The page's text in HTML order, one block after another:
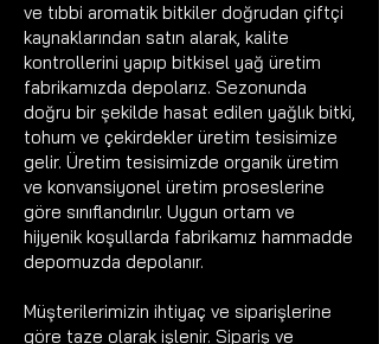
ve tıbbi aromatik bitkiler doğrudan çiftçi
kaynaklarından satın alarak, kalite
kontrollerini yapıp bitkisel yağ üretim
fabrikamızda depolarız. Sezonunda
doğru bir şekilde hasat edilen yağlık bitki,
tohum ve çekirdekler üretim tesisimize
gelir. Üretim tesisimizde organik üretim
ve konvansiyonel üretim proseslerine
göre sınıflandırılır. Uygun ortam ve
hijyenik koşullarda fabrikamız hammadde
depomuzda depolanır.
Müşterilerimizin ihtiyaç ve siparişlerine
göre taze olarak işlenir. Sipariş ve